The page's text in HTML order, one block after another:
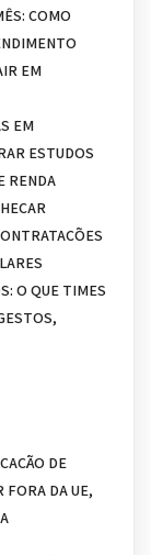
COMO
EM
EM
ESTUDOS
RENDA
O QUE TIMES
DE
FORA DA UE,